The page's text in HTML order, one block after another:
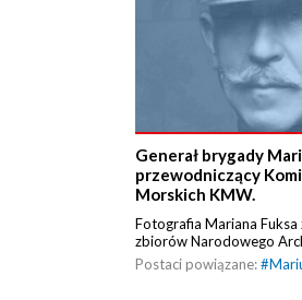
Generał brygady
przewodniczący
Morskich KMW.
Fotografia Mariana
zbiorów Narodowego
Postaci powiązane:#